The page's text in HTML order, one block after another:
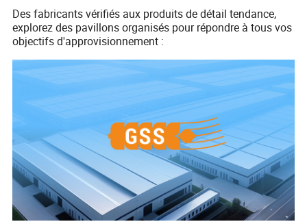
Des fabricants vérifiés aux produits de détail tendance,
explorez des pavillons organisés pour répondre à tous vos
objectifs d'approvisionnement :